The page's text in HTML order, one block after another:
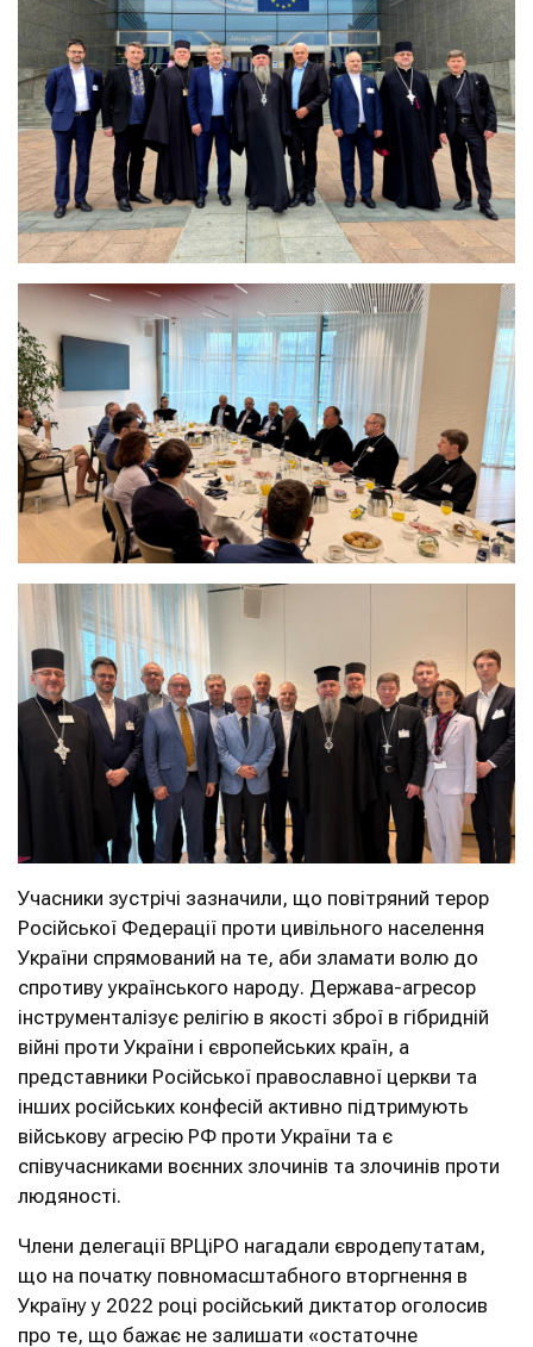
Учасники зустрічі зазначили, що повітряний терор
Російської Федерації проти цивільного населення
України спрямований на те, аби зламати волю до
спротиву українського народу. Держава-агресор
інструменталізує релігію в якості зброї в гібридній
війні проти України і європейських країн, а
представники Російської православної церкви та
інших російських конфесій активно підтримують
військову агресію РФ проти України та є
співучасниками воєнних злочинів та злочинів проти
людяності.
Члени делегації ВРЦіРО нагадали євродепутатам,
що на початку повномасштабного вторгнення в
Україну у 2022 році російський диктатор оголосив
про те, що бажає не залишати «остаточне